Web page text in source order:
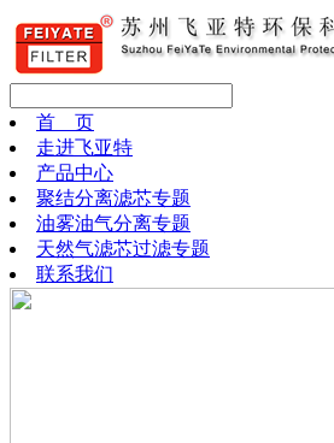
首 页
走进飞亚特
产品中心
聚结分离滤芯专题
油雾油气分离专题
天然气滤芯过滤专题
联系我们